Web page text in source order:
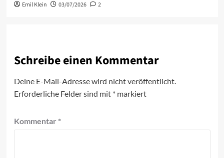
Emil Klein 03/07/2026 2
Schreibe einen Kommentar
Deine E-Mail-Adresse wird nicht veröffentlicht.
Erforderliche Felder sind mit *markiert
Kommentar *